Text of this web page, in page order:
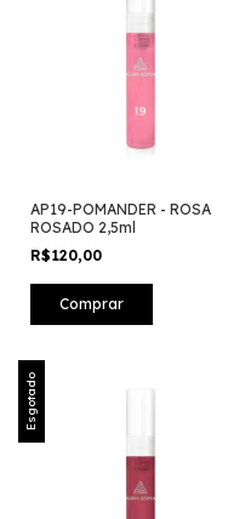
AP19-POMANDER - ROSA
ROSADO 2,5ml
R$120,00
Esgotado